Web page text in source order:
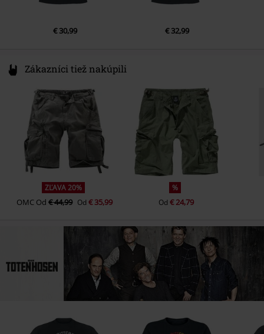
€ 30,99 € 32,99
Zákazníci tiež nakúpili
ZĽAVA 20%
OMC Od€ 44,99 Od€ 35,99
%
Od€ 24,79